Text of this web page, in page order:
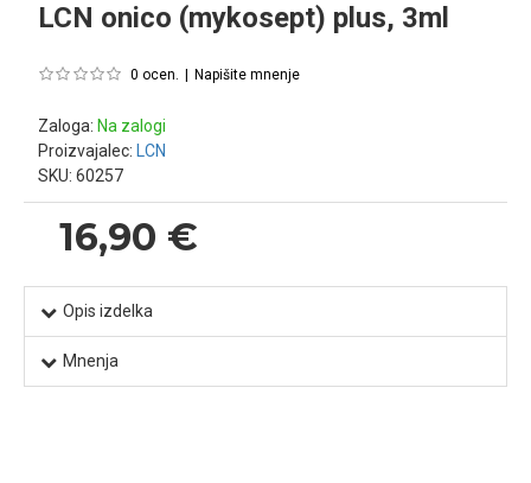
LCN onico (mykosept) plus, 3ml
Zaloga: Na zalogi
Proizvajalec:
LCN
SKU: 60257
0 ocen. Napišite mnenje
16,90 €
Opis izdelka
Mnenja